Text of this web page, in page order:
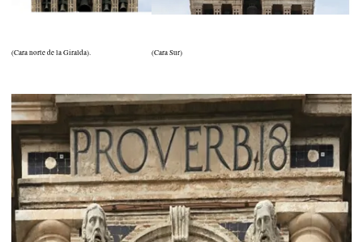
(Cara norte de la Giralda). (Cara Sur)